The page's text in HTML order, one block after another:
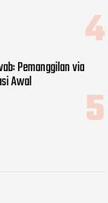
Pemanggilan via
Awal